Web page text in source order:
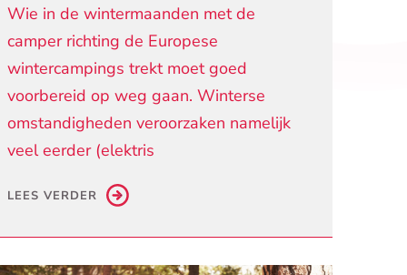
Wie in de wintermaanden met de
camper richting de Europese
wintercampings trekt moet goed
voorbereid op weg gaan. Winterse
omstandigheden veroorzaken namelijk
veel eerder (elektris
LEES VERDER